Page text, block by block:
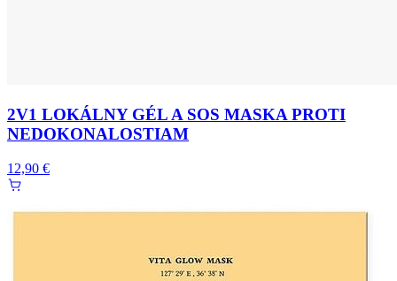
2V1 LOKÁLNY GÉL A SOS MASKA PROTI
NEDOKONALOSTIAM
12,90 €